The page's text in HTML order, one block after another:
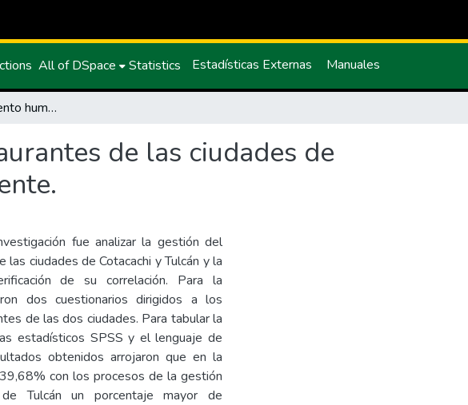
All of DSpace Statistics Estadísticas Externas Manuales
La gestión del talento humano en los restaurantes de las ciudades de Cotacachi y Tulcán y la satisfacción del cliente.
de las ciudades de
fue analizar la gestión del
ciudades de Cotacachi y Tulcán y la
de su correlación. Para la
dos cuestionarios dirigidos a los
de las dos ciudades. Para tabular la
estadísticos SPSS y el lenguaje de
obtenidos arrojaron que en la
con los procesos de la gestión
Tulcán un porcentaje mayor de